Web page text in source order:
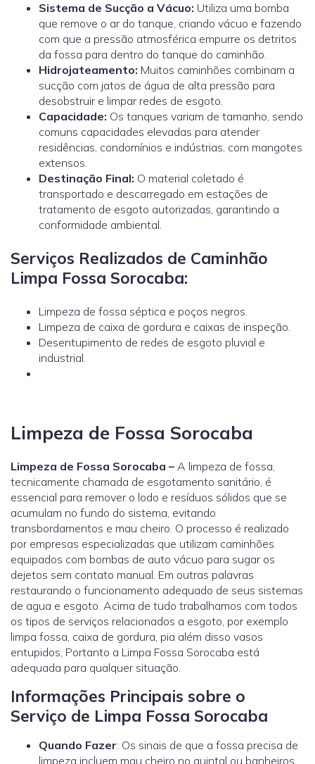
Sistema de Sucção a Vácuo: Utiliza uma bomba
que remove o ar do tanque, criando vácuo e fazendo
com que a pressão atmosférica empurre os detritos
da fossa para dentro do tanque do caminhão.
Hidrojateamento: Muitos caminhões combinam a
sucção com jatos de água de alta pressão para
desobstruir e limpar redes de esgoto.
Capacidade: Os tanques variam de tamanho, sendo
comuns capacidades elevadas para atender
residências, condomínios e indústrias, com mangotes
extensos.
Destinação Final: O material coletado é
transportado e descarregado em estações de
tratamento de esgoto autorizadas, garantindo a
conformidade ambiental.
Serviços Realizados de Caminhão
Limpa Fossa Sorocaba:
Limpeza de fossa séptica e poços negros.
Limpeza de caixa de gordura e caixas de inspeção.
Desentupimento de redes de esgoto pluvial e
industrial.
Limpeza de Fossa Sorocaba
Limpeza de Fossa Sorocaba – A limpeza de fossa,
tecnicamente chamada de esgotamento sanitário, é
essencial para remover o lodo e resíduos sólidos que se
acumulam no fundo do sistema, evitando
transbordamentos e mau cheiro. O processo é realizado
por empresas especializadas que utilizam caminhões
equipados com bombas de auto vácuo para sugar os
dejetos sem contato manual. Em outras palavras
restaurando o funcionamento adequado de seus sistemas
de agua e esgoto. Acima de tudo trabalhamos com todos
os tipos de serviços relacionados a esgoto, por exemplo
limpa fossa, caixa de gordura, pia além disso vasos
entupidos, Portanto a Limpa Fossa Sorocaba está
adequada para qualquer situação.
Informações Principais sobre o
Serviço de Limpa Fossa Sorocaba
Quando Fazer: Os sinais de que a fossa precisa de
limpeza incluem mau cheiro no quintal ou banheiros,